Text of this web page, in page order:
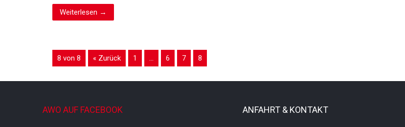
Weiterlesen →
8 von 8 « Zurück 1 … 6 7 8
AWO AUF FACEBOOK ANFAHRT & KONTAKT